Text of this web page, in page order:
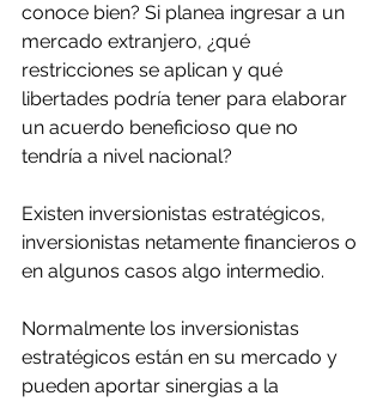
conoce bien? Si planea ingresar a un
mercado extranjero, ¿qué
restricciones se aplican y qué
libertades podría tener para elaborar
un acuerdo beneficioso que no
tendría a nivel nacional?
Existen inversionistas estratégicos,
inversionistas netamente financieros o
en algunos casos algo intermedio.
Normalmente los inversionistas
estratégicos están en su mercado y
pueden aportar sinergias a la